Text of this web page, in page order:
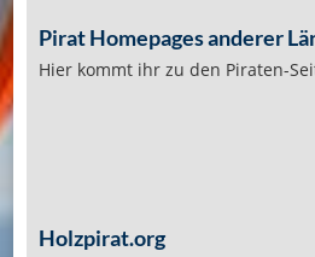
Pirat Homepages anderer
Hier kommt ihr zu den Piraten-
Holzpirat.org